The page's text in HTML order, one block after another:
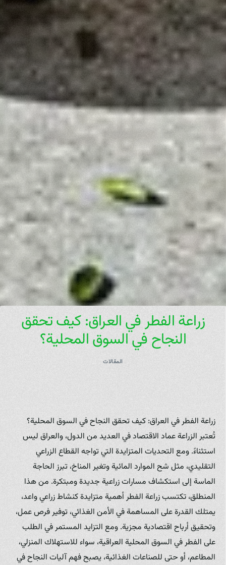
زراعة الفطر في العراق: كيف تحقق
النجاح في السوق المحلية؟
المقالات
زراعة الفطر في العراق: كيف تحقق النجاح في السوق المحلية؟
تُعتبر الزراعة عماد الاقتصاد في العديد من الدول، والعراق ليس
استثناءً. ومع التحديات المتزايدة التي تواجه القطاع الزراعي
التقليدي، مثل شح الموارد المائية وتغير المناخ، تبرز الحاجة
الماسة إلى استكشاف مسارات زراعية جديدة ومبتكرة. من هذا
المنطلق، تكتسب زراعة الفطر أهمية متزايدة كنشاط زراعي واعد،
يمتلك القدرة على المساهمة في الأمن الغذائي، توفير فرص عمل،
وتحقيق أرباح اقتصادية مجزية. ومع التزايد المستمر في الطلب
على الفطر في السوق المحلية العراقية، سواء للاستهلاك المنزلي،
المطاعم، أو حتى للصناعات الغذائية، يصبح فهم آليات النجاح في